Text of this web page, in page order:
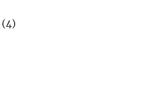
(4)